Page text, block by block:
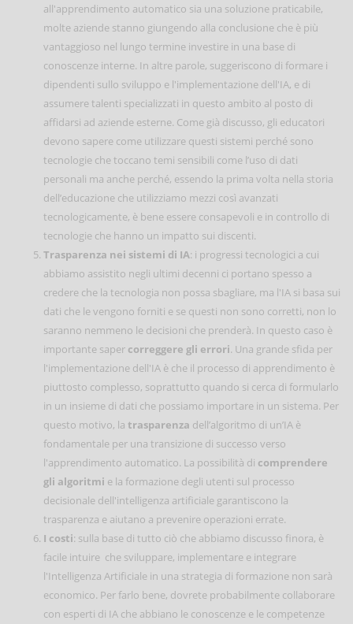
all'apprendimento automatico sia una soluzione praticabile,
molte aziende stanno giungendo alla conclusione che è più
vantaggioso nel lungo termine investire in una base di
conoscenze interne. In altre parole, suggeriscono di formare i
dipendenti sullo sviluppo e l'implementazione dell'IA, e di
assumere talenti specializzati in questo ambito al posto di
affidarsi ad aziende esterne. Come già discusso, gli educatori
devono sapere come utilizzare questi sistemi perché sono
tecnologie che toccano temi sensibili come l’uso di dati
personali ma anche perché, essendo la prima volta nella storia
dell’educazione che utilizziamo mezzi così avanzati
tecnologicamente, è bene essere consapevoli e in controllo di
tecnologie che hanno un impatto sui discenti.
Trasparenza nei sistemi di IA: i progressi tecnologici a cui
abbiamo assistito negli ultimi decenni ci portano spesso a
credere che la tecnologia non possa sbagliare, ma l'IA si basa sui
dati che le vengono forniti e se questi non sono corretti, non lo
saranno nemmeno le decisioni che prenderà. In questo caso è
importante saper correggere gli errori. Una grande sfida per
l'implementazione dell'IA è che il processo di apprendimento è
piuttosto complesso, soprattutto quando si cerca di formularlo
in un insieme di dati che possiamo importare in un sistema. Per
questo motivo, la trasparenza dell’algoritmo di un’IA è
fondamentale per una transizione di successo verso
l'apprendimento automatico. La possibilità di comprendere
gli algoritmi e la formazione degli utenti sul processo
decisionale dell'intelligenza artificiale garantiscono la
trasparenza e aiutano a prevenire operazioni errate.
I costi: sulla base di tutto ciò che abbiamo discusso finora, è
facile intuire che sviluppare, implementare e integrare
l'Intelligenza Artificiale in una strategia di formazione non sarà
economico. Per farlo bene, dovrete probabilmente collaborare
con esperti di IA che abbiano le conoscenze e le competenze